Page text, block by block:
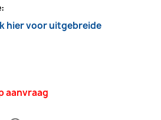
hier voor uitgebreide
aanvraag